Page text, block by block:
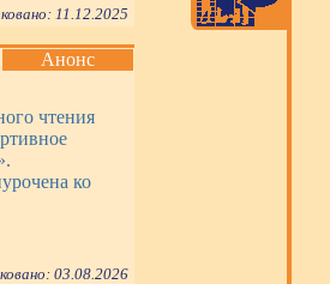
11.12.2025
Анонс
чтения
ко
03.08.2026